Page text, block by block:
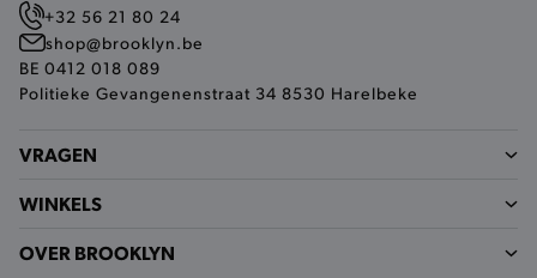
+32 56 21 80 24
shop@brooklyn.be
BE 0412 018 089
Politieke Gevangenenstraat 34 8530 Harelbeke
VRAGEN
WINKELS
OVER BROOKLYN